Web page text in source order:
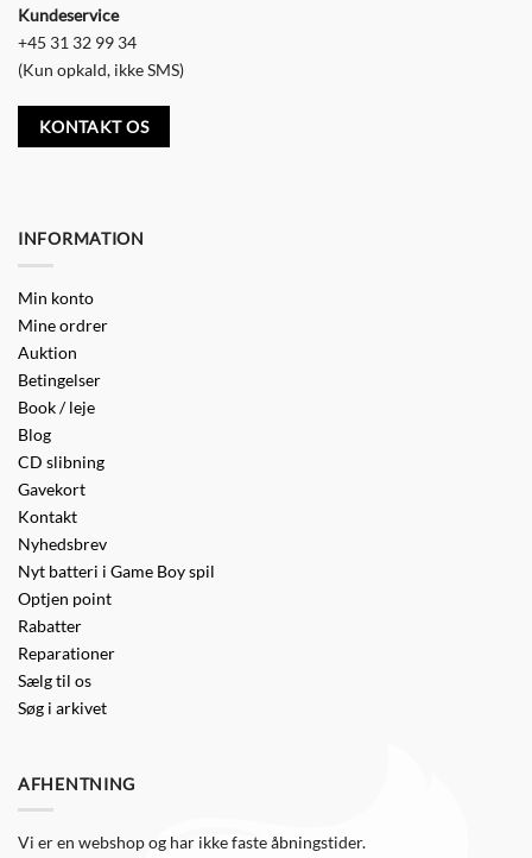
Kundeservice
+45 31 32 99 34
(Kun opkald, ikke SMS)
KONTAKT OS
INFORMATION
Min konto
Mine ordrer
Auktion
Betingelser
Book / leje
Blog
CD slibning
Gavekort
Kontakt
Nyhedsbrev
Nyt batteri i Game Boy spil
Optjen point
Rabatter
Reparationer
Sælg til os
Søg i arkivet
AFHENTNING
Vi er en webshop og har ikke faste åbningstider.